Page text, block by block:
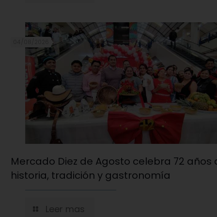
Mercado Diez de Agosto celebra 72 años
historia, tradición y gastronomía
Leer mas